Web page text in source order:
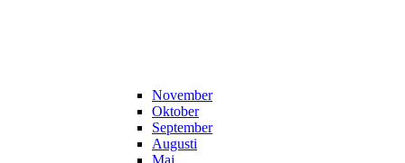
November
Oktober
September
Augusti
Maj